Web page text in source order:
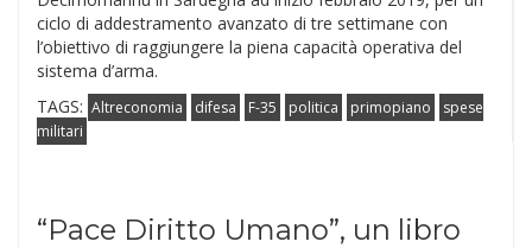
ciclo di addestramento avanzato di tre settimane con
l’obiettivo di raggiungere la piena capacità operativa del
sistema d’arma.
TAGS: Altreconomia difesa F-35 politica primopiano
spese
militari
“Pace Diritto Umano”, un libro